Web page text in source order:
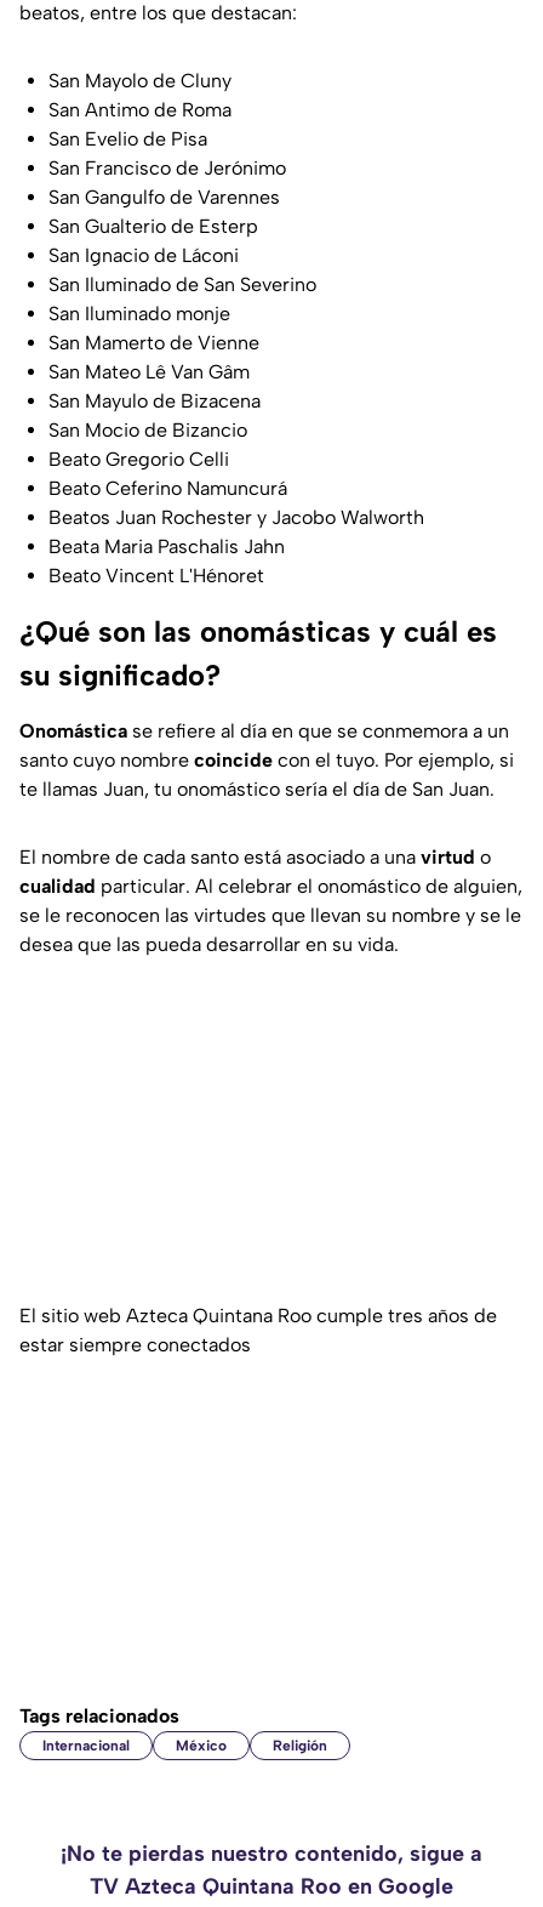
beatos, entre los que destacan:
San Mayolo de Cluny
San Antimo de Roma
San Evelio de Pisa
San Francisco de Jerónimo
San Gangulfo de Varennes
San Gualterio de Esterp
San Ignacio de Láconi
San Iluminado de San Severino
San Iluminado monje
San Mamerto de Vienne
San Mateo Lê Van Gâm
San Mayulo de Bizacena
San Mocio de Bizancio
Beato Gregorio Celli
Beato Ceferino Namuncurá
Beatos Juan Rochester y Jacobo Walworth
Beata Maria Paschalis Jahn
Beato Vincent L'Hénoret
¿Qué son las onomásticas y cuál es
su significado?
Onomástica se refiere al día en que se conmemora a un
santo cuyo nombre coincide con el tuyo. Por ejemplo, si
te llamas Juan, tu onomástico sería el día de San Juan.
El nombre de cada santo está asociado a una virtud o
cualidad particular. Al celebrar el onomástico de alguien,
se le reconocen las virtudes que llevan su nombre y se le
desea que las pueda desarrollar en su vida.
El sitio web Azteca Quintana Roo cumple tres años de
estar siempre conectados
Tags relacionados
Internacional México Religión
¡No te pierdas nuestro contenido, sigue a
TV Azteca Quintana Roo en Google